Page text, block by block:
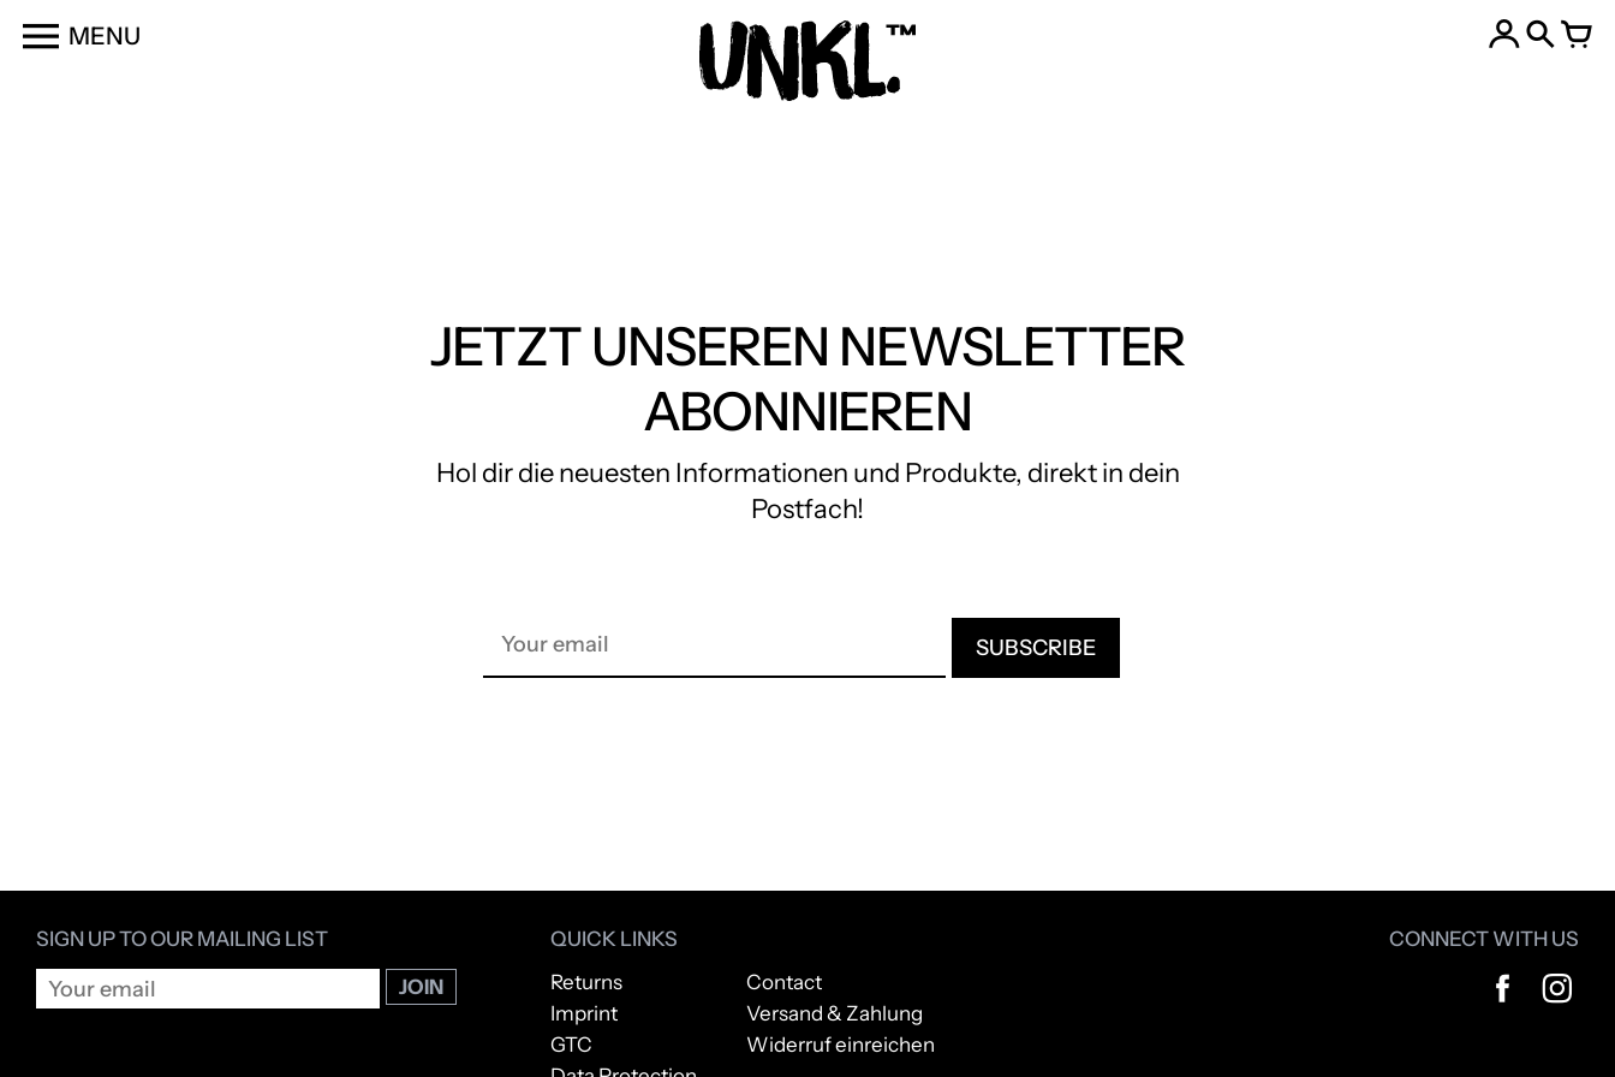
MENU
JETZT UNSEREN NEWSLETTER
ABONNIEREN
Hol dir die neuesten Informationen und Produkte, direkt in dein
Postfach!
SIGN UP TO OUR MAILING LIST
QUICK LINKS
Returns
Imprint
GTC
Contact
Versand & Zahlung
Widerruf einreichen
CONNECT WITH US